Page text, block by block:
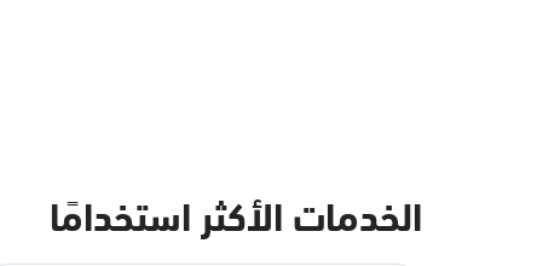
الخدمات الأكثر استخدامًا